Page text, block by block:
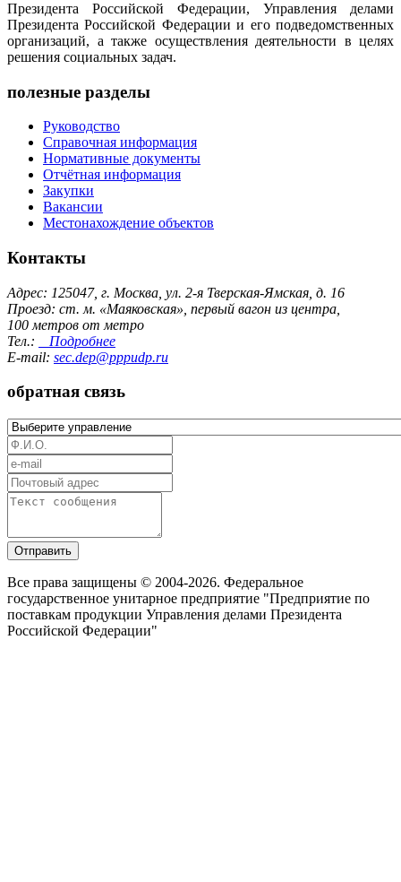
Президента Российской Федерации, Управления делами
Президента Российской Федерации и его подведомственных
организаций, а также осуществления деятельности в целях
решения социальных задач.
полезные разделы
Руководство
Справочная информация
Нормативные документы
Отчётная информация
Закупки
Вакансии
Местонахождение объектов
Контакты
Адрес: 125047, г. Москва, ул. 2-я Тверская-Ямская, д. 16
Проезд: ст. м. «Маяковская», первый вагон из центра,
100 метров от метро
Тел.:
Подробнее
E-mail: sec.dep@pppudp.ru
обратная связь
Отправить
Все права защищены © 2004-2026. Федеральное
государственное унитарное предприятие "Предприятие по
поставкам продукции Управления делами Президента
Российской Федерации"